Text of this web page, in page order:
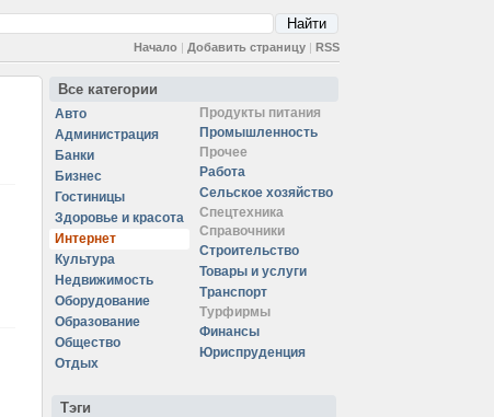
Начало | Добавить страницу | RSS
Все категории
Авто
Администрация
Банки
Бизнес
Гостиницы
Здоровье и красота
Интернет
Культура
Недвижимость
Оборудование
Образование
Общество
Отдых
Продукты питания
Промышленность
Прочее
Работа
Сельское хозяйство
Спецтехника
Справочники
Строительство
Товары и услуги
Транспорт
Турфирмы
Финансы
Юриспруденция
Тэги